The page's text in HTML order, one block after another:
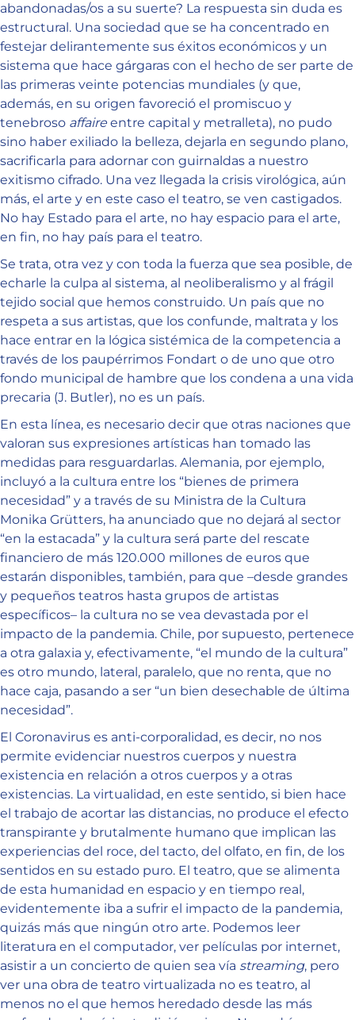
abandonadas/os a su suerte? La respuesta sin duda es
estructural. Una sociedad que se ha concentrado en
festejar delirantemente sus éxitos económicos y un
sistema que hace gárgaras con el hecho de ser parte de
las primeras veinte potencias mundiales (y que,
además, en su origen favoreció el promiscuo y
tenebroso affaire entre capital y metralleta), no pudo
sino haber exiliado la belleza, dejarla en segundo plano,
sacrificarla para adornar con guirnaldas a nuestro
exitismo cifrado. Una vez llegada la crisis virológica, aún
más, el arte y en este caso el teatro, se ven castigados.
No hay Estado para el arte, no hay espacio para el arte,
en fin, no hay país para el teatro.
Se trata, otra vez y con toda la fuerza que sea posible, de
echarle la culpa al sistema, al neoliberalismo y al frágil
tejido social que hemos construido. Un país que no
respeta a sus artistas, que los confunde, maltrata y los
hace entrar en la lógica sistémica de la competencia a
través de los paupérrimos Fondart o de uno que otro
fondo municipal de hambre que los condena a una vida
precaria (J. Butler), no es un país.
En esta línea, es necesario decir que otras naciones que
valoran sus expresiones artísticas han tomado las
medidas para resguardarlas. Alemania, por ejemplo,
incluyó a la cultura entre los “bienes de primera
necesidad” y a través de su Ministra de la Cultura
Monika Grütters, ha anunciado que no dejará al sector
“en la estacada” y la cultura será parte del rescate
financiero de más 120.000 millones de euros que
estarán disponibles, también, para que –desde grandes
y pequeños teatros hasta grupos de artistas
específicos– la cultura no se vea devastada por el
impacto de la pandemia. Chile, por supuesto, pertenece
a otra galaxia y, efectivamente, “el mundo de la cultura”
es otro mundo, lateral, paralelo, que no renta, que no
hace caja, pasando a ser “un bien desechable de última
necesidad”.
El Coronavirus es anti-corporalidad, es decir, no nos
permite evidenciar nuestros cuerpos y nuestra
existencia en relación a otros cuerpos y a otras
existencias. La virtualidad, en este sentido, si bien hace
el trabajo de acortar las distancias, no produce el efecto
transpirante y brutalmente humano que implican las
experiencias del roce, del tacto, del olfato, en fin, de los
sentidos en su estado puro. El teatro, que se alimenta
de esta humanidad en espacio y en tiempo real,
evidentemente iba a sufrir el impacto de la pandemia,
quizás más que ningún otro arte. Podemos leer
literatura en el computador, ver películas por internet,
asistir a un concierto de quien sea vía streaming, pero
ver una obra de teatro virtualizada no es teatro, al
menos no el que hemos heredado desde las más